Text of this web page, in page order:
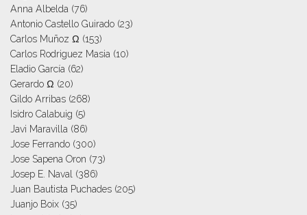
Anna Albelda (76)
Antonio Castello Guirado (23)
Carlos Muñoz Ω (153)
Carlos Rodriguez Masia (10)
Eladio García (62)
Gerardo Ω (20)
Gildo Arribas (268)
Isidro Calabuig (5)
Javi Maravilla (86)
Jose Ferrando (300)
Jose Sapena Oron (73)
Josep E. Naval
(386)
Juan Bautista Puchades (205)
Juanjo Boix (35)